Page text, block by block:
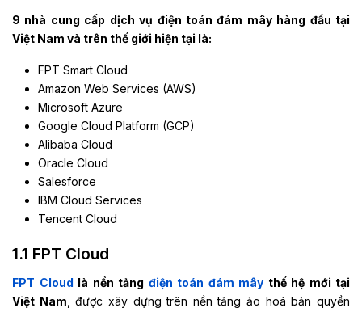
9 nhà cung cấp dịch vụ điện toán đám mây hàng đầu tại
Việt Nam và trên thế giới hiện tại là:
FPT Smart Cloud
Amazon Web Services (AWS)
Microsoft Azure
Google Cloud Platform (GCP)
Alibaba Cloud
Oracle Cloud
Salesforce
IBM Cloud Services
Tencent Cloud
1.1 FPT Cloud
FPT Cloud là nền tảng điện toán đám mây thế hệ mới tại
Việt Nam , được xây dựng trên nền tảng ảo hoá bản quyền